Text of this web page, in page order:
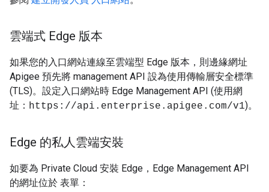
雲端式 Edge 版本
如果您的入口網站連線至雲端型 Edge 版本，則邊緣網址
Apigee 預先將 management API 設為使用傳輸層安全標準
(TLS)。設定入口網站時 Edge Management API (使用網
址： https://api.enterprise.apigee.com/v1)。
Edge 的私人雲端安裝
如要為 Private Cloud 安裝 Edge，Edge Management API
的網址位於 表單：